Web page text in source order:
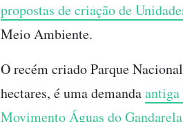
propostas de criação de
Meio Ambiente.
O recém criado Parque
hectares, é uma demanda
Movimento Águas do Gandarela